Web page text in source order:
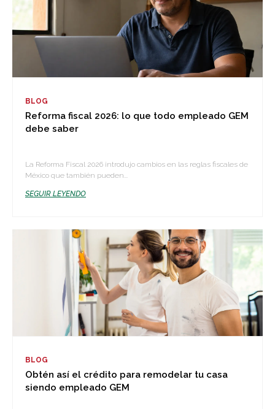
BLOG
Reforma fiscal 2026: lo que todo empleado GEM
debe saber
La Reforma Fiscal 2026 introdujo cambios en las reglas fiscales de
México que también pueden...
SEGUIR LEYENDO
BLOG
Obtén así el crédito para remodelar tu casa
siendo empleado GEM